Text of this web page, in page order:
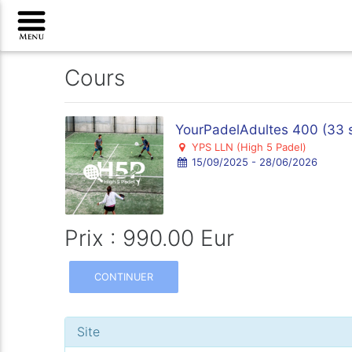
Cours
YourPadelAdultes 400 (33
YPS LLN (High 5 Padel)
15/09/2025 - 28/06/2026
Prix : 990.00 Eur
CONTINUER
Site